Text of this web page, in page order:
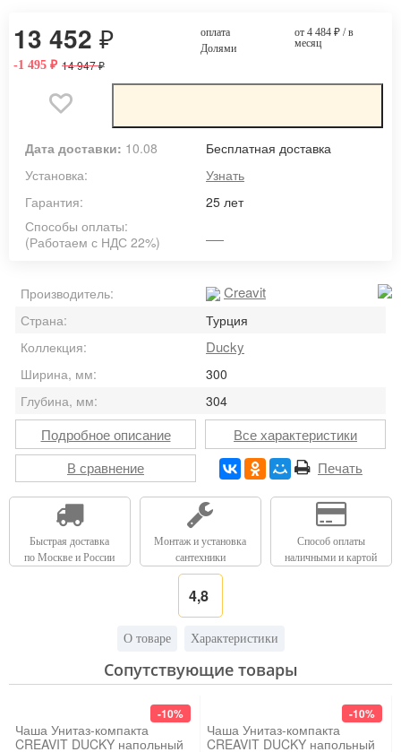
13 452 ₽
-1 495 ₽ 14 947₽
оплата
Долями
от 4 484 ₽/ в
месяц
Дата доставки: 10.08
Бесплатная доставка
Установка:
Узнать
Гарантия:
25 лет
Способы оплаты:
(Работаем с НДС 22%)
Производитель: Creavit
Страна:
Турция
Коллекция:
Ducky
Ширина, мм:
300
Глубина, мм:
304
Подробное описание
Все характеристики
В сравнение
Печать
Быстрая доставка
по Москве и России
Монтаж и установка
сантехники
Способ оплаты
наличными и картой
4,8
О товаре Характеристики
Сопутствующие товары
-10%
Чаша Унитаз-компакта
CREAVIT DUCKY напольный
-10%
Чаша Унитаз-компакта
CREAVIT DUCKY напольный